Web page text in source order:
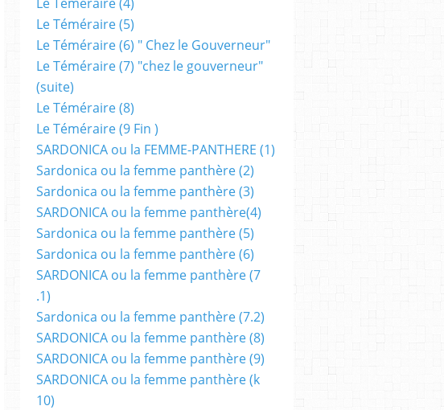
BRUSSEL FESTIVAL FILM
Le Téméraire (5)
Le Téméraire (6) " Chez le Gouverneur"
Le Téméraire (7) "chez le gouverneur"
(suite)
Le Téméraire (8)
Le Téméraire (9 Fin )
SARDONICA ou la FEMME-PANTHERE (1)
Sardonica ou la femme panthère (2)
Sardonica ou la femme panthère (3)
SARDONICA ou la femme panthère(4)
Sardonica ou la femme panthère (5)
Sardonica ou la femme panthère (6)
SARDONICA ou la femme panthère (7
.1)
Sardonica ou la femme panthère (7.2)
SARDONICA ou la femme panthère (8)
SARDONICA ou la femme panthère (9)
SARDONICA ou la femme panthère (k
10)